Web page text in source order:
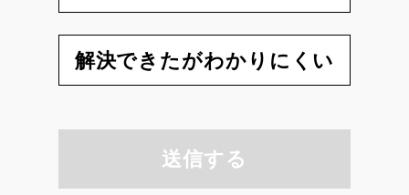
解決できたがわかりにくい
送信する